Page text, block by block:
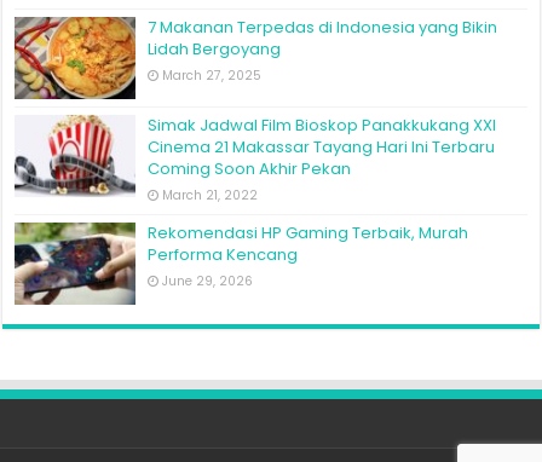
7 Makanan Terpedas di Indonesia yang Bikin
Lidah Bergoyang
March 27, 2025
Simak Jadwal Film Bioskop Panakkukang XXI
Cinema 21 Makassar Tayang Hari Ini Terbaru
Coming Soon Akhir Pekan
March 21, 2022
Rekomendasi HP Gaming Terbaik, Murah
Performa Kencang
June 29, 2026